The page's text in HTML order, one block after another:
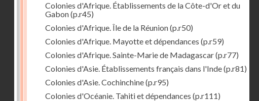
Colonies d'Afrique. Établissements de la Côte-d'Or et du
Gabon(p.r45)
Colonies d'Afrique. Île de la Réunion(p.r50)
Colonies d'Afrique. Mayotte et dépendances (p.r59)
Colonies d'Afrique. Sainte-Marie de Madagascar(p.r77)
Colonies d'Asie. Établissements français dans l'Inde(p.r81)
Colonies d'Asie. Cochinchine(p.r95)
Colonies d'Océanie. Tahiti et dépendances (p.r111)